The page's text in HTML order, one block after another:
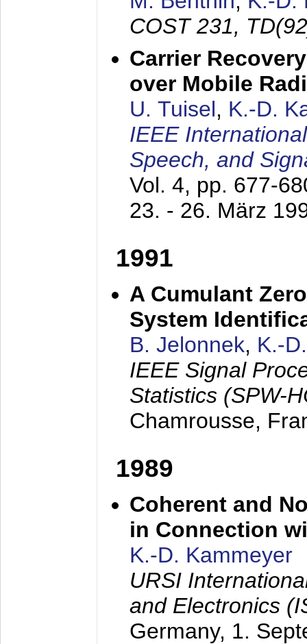
COST 231,
Carrier
over Mobile
U. Tuisel, K.-D.
IEEE
Speech, and
Vol. 4, pp. 677-
23. - 26. März
1991
A Cumulant
System
B. Jelonnek, K.-
IEEE Signal
Statistics (SPW-
Chamrousse,
1989
Coherent and
in Connection
K.-D. Kammeyer
URSI
and Electronics
Germany, 1.